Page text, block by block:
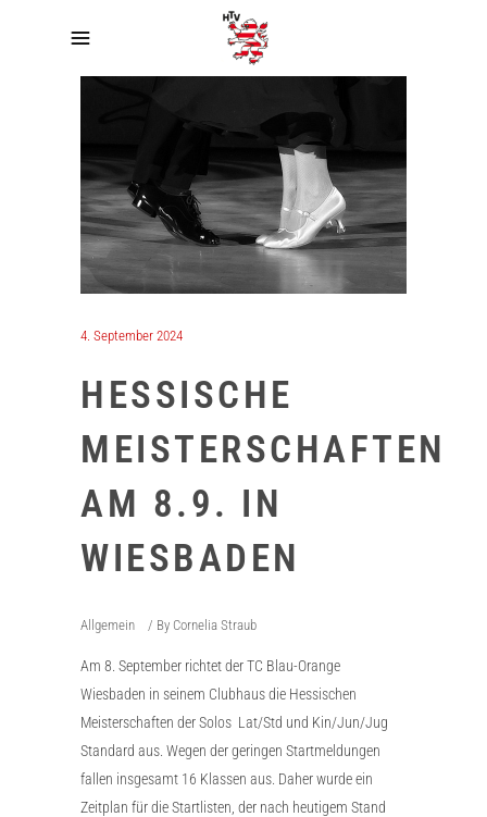
4. September 2024
HESSISCHE
MEISTERSCHAFTEN
AM 8.9. IN
WIESBADEN
Allgemein By Cornelia Straub
Am 8. September richtet der TC Blau-Orange
Wiesbaden in seinem Clubhaus die Hessischen
Meisterschaften der Solos Lat/Std und Kin/Jun/Jug
Standard aus. Wegen der geringen Startmeldungen
fallen insgesamt 16 Klassen aus. Daher wurde ein
Zeitplan für die Startlisten, der nach heutigem Stand